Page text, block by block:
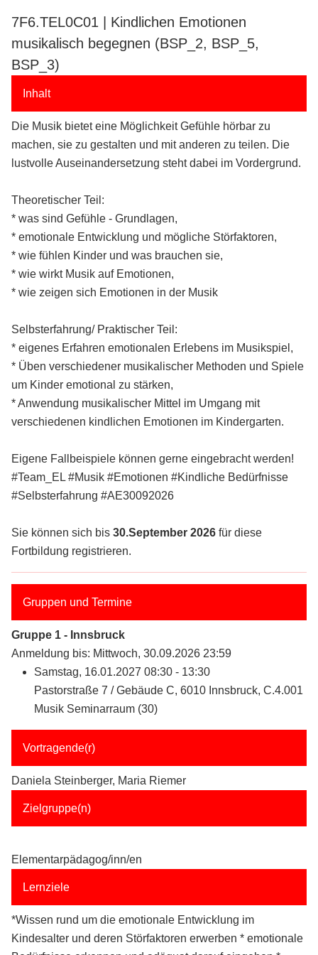
7F6.TEL0C01 | Kindlichen Emotionen
musikalisch begegnen (BSP_2, BSP_5,
BSP_3)
Inhalt
Die Musik bietet eine Möglichkeit Gefühle hörbar zu
machen, sie zu gestalten und mit anderen zu teilen. Die
lustvolle Auseinandersetzung steht dabei im Vordergrund.
Theoretischer Teil:
* was sind Gefühle - Grundlagen,
* emotionale Entwicklung und mögliche Störfaktoren,
* wie fühlen Kinder und was brauchen sie,
* wie wirkt Musik auf Emotionen,
* wie zeigen sich Emotionen in der Musik
Selbsterfahrung/ Praktischer Teil:
* eigenes Erfahren emotionalen Erlebens im Musikspiel,
* Üben verschiedener musikalischer Methoden und Spiele
um Kinder emotional zu stärken,
* Anwendung musikalischer Mittel im Umgang mit
verschiedenen kindlichen Emotionen im Kindergarten.
Eigene Fallbeispiele können gerne eingebracht werden!
#Team_EL #Musik #Emotionen #Kindliche Bedürfnisse
#Selbsterfahrung #AE30092026
Sie können sich bis 30.September 2026 für diese
Fortbildung registrieren.
Gruppen und Termine
Gruppe 1 - Innsbruck
Anmeldung bis: Mittwoch, 30.09.2026 23:59
Samstag, 16.01.2027 08:30 - 13:30
Pastorstraße 7 / Gebäude C, 6010 Innsbruck, C.4.001
Musik Seminarraum (30)
Vortragende(r)
Daniela Steinberger, Maria Riemer
Zielgruppe(n)
Elementarpädagog/inn/en
Lernziele
*Wissen rund um die emotionale Entwicklung im
Kindesalter und deren Störfaktoren erwerben * emotionale